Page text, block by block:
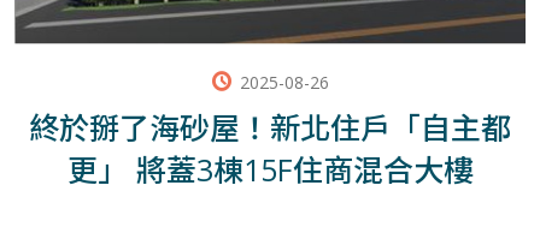
2025-08-26
終於掰了海砂屋！新北住戶「自主都
更」 將蓋3棟15F住商混合大樓